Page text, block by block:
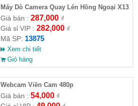
Máy Dò Camera Quay Lén Hồng Ngoại X13
Giá bán : 287,000₫
Giá sỉ VIP : 282,000₫
Mã SP: 13875
Xem chi tiết
Giỏ hàng
Webcam Viền Cam 480p
Giá bán : 54,000₫